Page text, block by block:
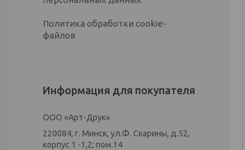
Политика обработки cookie-
файлов
Информация для покупателя
ООО «Арт-Друк»
220084, г. Минск, ул.Ф. Скарины, д.52,
корпус 1 -1,2; пом.14